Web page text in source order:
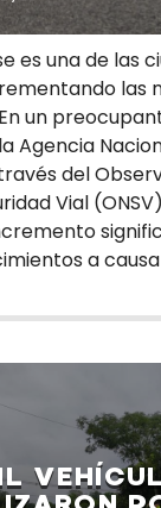
es una de las
las
un
Agencia
del
Vial
a